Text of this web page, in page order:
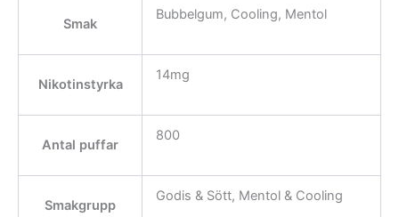
Smak
Bubbelgum, Cooling, Mentol
Nikotinstyrka
14mg
Antal puffar
800
Smakgrupp
Godis & Sött, Mentol & Cooling